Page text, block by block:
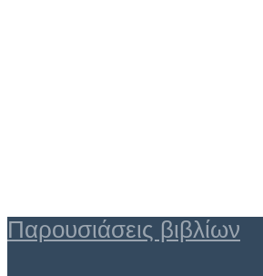
Παρουσιάσεις βιβλίων